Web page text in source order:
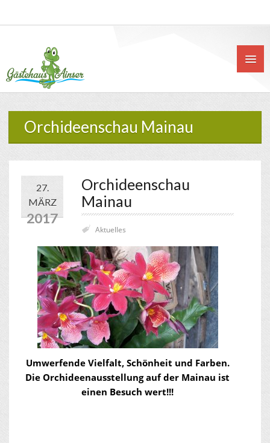
Orchideenschau Mainau
27.
MÄRZ
2017
Orchideenschau
Mainau
Aktuelles
Umwerfende Vielfalt, Schönheit und Farben.
Die Orchideenausstellung auf der Mainau ist
einen Besuch wert!!!